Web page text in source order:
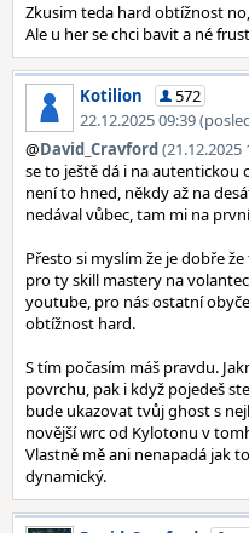
Zkusim teda hard obtížnost
Ale u her se chci bavit a né
Kotilion
572
22.12.2025 09:39
@David_Cravford(21.12.2025
se to ještě dá i na
není to hned, někdy až na
nedával vůbec, tam mi na
Přesto si myslím že je dobře
pro ty skill mastery na
youtube, pro nás ostatní
obtížnost hard.
S tím počasím máš pravdu.
povrchu, pak i když pojedeš
bude ukazovat tvůj ghost s
novější wrc od Kylotonu v
Vlastně mě ani nenapadá jak
dynamický.